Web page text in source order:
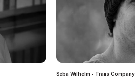
Seba Wilhelm • Trans Company